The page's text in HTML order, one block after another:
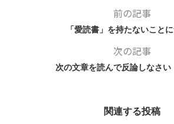
前の記事
「愛読書」を持たないこと
次の記事
次の文章を読んで反論しなさい
関連する投稿